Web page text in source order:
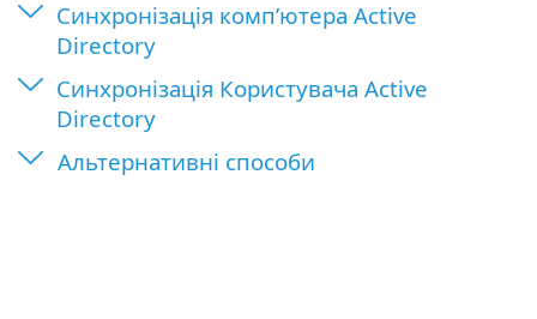
Синхронізація комп’ютера Active
Directory
Синхронізація Користувачa Active
Directory
Альтернативні способи